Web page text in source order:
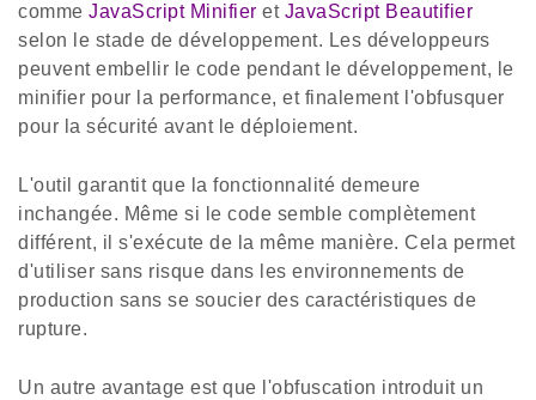
comme JavaScript Minifier et JavaScript Beautifier
selon le stade de développement. Les développeurs
peuvent embellir le code pendant le développement, le
minifier pour la performance, et finalement l'obfusquer
pour la sécurité avant le déploiement.
L'outil garantit que la fonctionnalité demeure
inchangée. Même si le code semble complètement
différent, il s'exécute de la même manière. Cela permet
d'utiliser sans risque dans les environnements de
production sans se soucier des caractéristiques de
rupture.
Un autre avantage est que l'obfuscation introduit un